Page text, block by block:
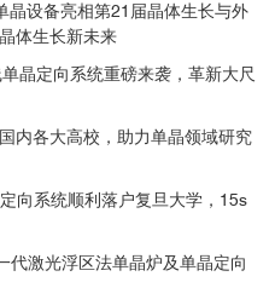
晶设备亮相第21届晶体生长与外
体生长新未来
晶定向系统重磅来袭，革新大尺
内各大高校，助力单晶领域研究
向系统顺利落户复旦大学，15s
代激光浮区法单晶炉及单晶定向